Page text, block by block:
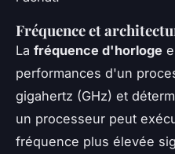
Fréquence et
La fréquence d'horloge
performances d'un
gigahertz (GHz) et
un processeur peut
fréquence plus élevée